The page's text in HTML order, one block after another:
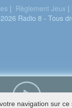
| Règlement Jeux |
Radio 8 - Tous
navigation sur